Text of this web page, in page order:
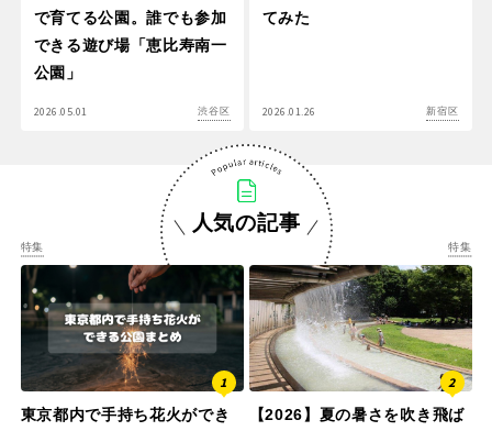
で育てる公園。誰でも参加
できる遊び場「恵比寿南一
公園」
2026.05.01 渋谷区
てみた
2026.01.26 新宿区
人気の記事
特集
東京都内で手持ち花火ができ
特集
【2026】夏の暑さを吹き飛ば